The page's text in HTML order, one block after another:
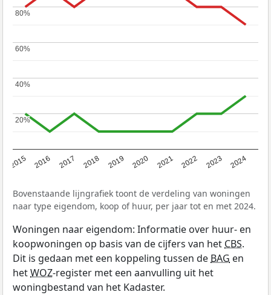
2015 2016 2017 2018 2019 2020 2021 2022 2023 2024
20%
20%
40%
40%
60%
60%
80%
80%
Bovenstaande lijngrafiek toont de verdeling van woningen
naar type eigendom, koop of huur, per jaar tot en met 2024.
Woningen naar eigendom: Informatie over huur- en
koopwoningen op basis van de cijfers van hetCBS.
Dit is gedaan met een koppeling tussen deBAG en
hetWOZ-register met een aanvulling uit het
woningbestand van het Kadaster.